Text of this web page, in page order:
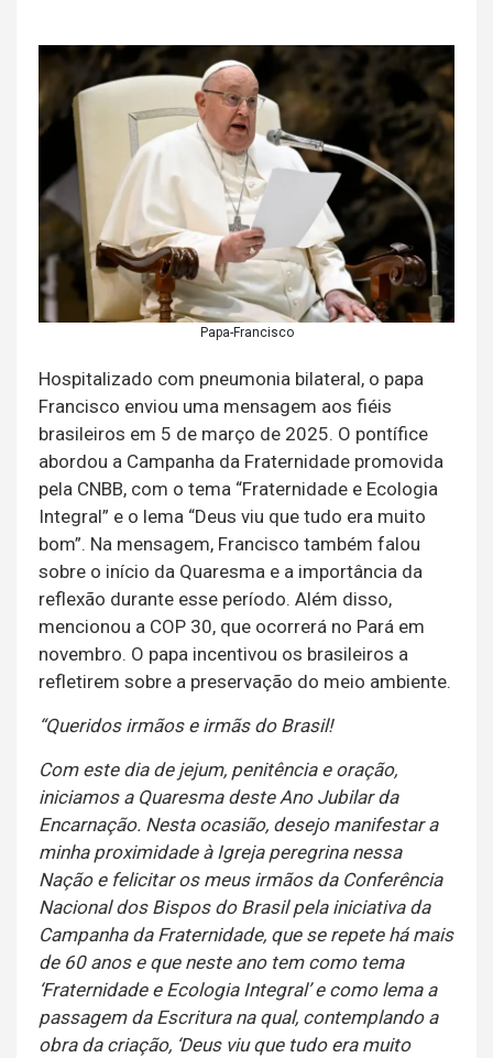
Papa-Francisco
Hospitalizado com pneumonia bilateral, o papa
Francisco enviou uma mensagem aos fiéis
brasileiros em 5 de março de 2025. O pontífice
abordou a Campanha da Fraternidade promovida
pela CNBB, com o tema “Fraternidade e Ecologia
Integral” e o lema “Deus viu que tudo era muito
bom”. Na mensagem, Francisco também falou
sobre o início da Quaresma e a importância da
reflexão durante esse período. Além disso,
mencionou a COP 30, que ocorrerá no Pará em
novembro. O papa incentivou os brasileiros a
refletirem sobre a preservação do meio ambiente.
“Queridos irmãos e irmãs do Brasil!
Com este dia de jejum, penitência e oração,
iniciamos a Quaresma deste Ano Jubilar da
Encarnação. Nesta ocasião, desejo manifestar a
minha proximidade à Igreja peregrina nessa
Nação e felicitar os meus irmãos da Conferência
Nacional dos Bispos do Brasil pela iniciativa da
Campanha da Fraternidade, que se repete há mais
de 60 anos e que neste ano tem como tema
‘Fraternidade e Ecologia Integral’ e como lema a
passagem da Escritura na qual, contemplando a
obra da criação, ‘Deus viu que tudo era muito